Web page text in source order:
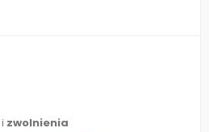
i zwolnienia